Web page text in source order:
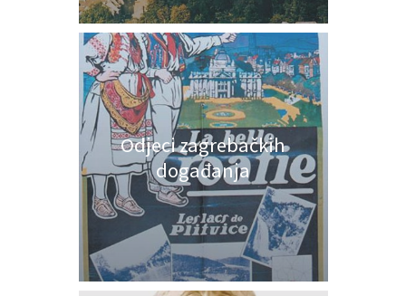
Odjeci zagrebačkih
događanja